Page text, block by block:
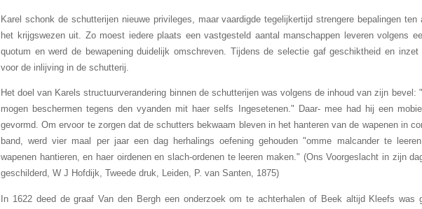
Karel schonk de schutterijen nieuwe privileges, maar vaardigde tegelijkertijd strengere bepalingen ten
het krijgswe­zen uit. Zo moest iedere plaats een vastgesteld aantal manschappen leveren volgens
quotum en werd de bewapening duidelijk omschreven. Tijdens de selectie gaf geschiktheid en inzet
voor de inlijving in de schutterij.
Het doel van Karels structuurverandering binnen de schutterijen was volgens de inhoud van zijn bevel:
mogen beschermen tegens den vyanden mit haer selfs Ingesetenen." Daar- mee had hij een
gevormd. Om ervoor te zorgen dat de schutters bekwaam bleven in het hanteren van de wapenen in
band, werd vier maal per jaar een dag herhalings oefening gehou­den "omme malcander te
wapenen hantieren, en haer oirdenen en slach-ordenen te leeren maken." (Ons Voorge­slacht in zijn
geschilderd, W J Hofdijk, Tweede druk, Leiden, P. van Santen, 1875)
In 1622 deed de graaf Van den Bergh een onderzoek om te achterhalen of Beek altijd Kleefs was